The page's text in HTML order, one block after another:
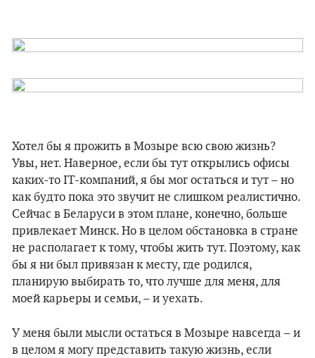
Хотел бы я прожить в Мозыре всю свою жизнь?
Увы, нет. Наверное, если бы тут открылись офисы
каких-то IT-компаний, я бы мог остаться и тут – но
как будто пока это звучит не слишком реалистично.
Сейчас в Беларуси в этом плане, конечно, больше
привлекает Минск. Но в целом обстановка в стране
не располагает к тому, чтобы жить тут. Поэтому, как
бы я ни был привязан к месту, где родился,
планирую выбирать то, что лучше для меня, для
моей карьеры и семьи, – и уехать.
У меня были мысли остаться в Мозыре навсегда – и
в целом я могу представить такую жизнь, если